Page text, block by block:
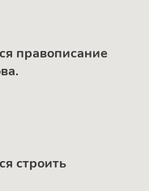
правописание
строить